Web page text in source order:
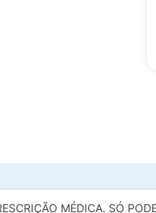
MÉDICA. SÓ